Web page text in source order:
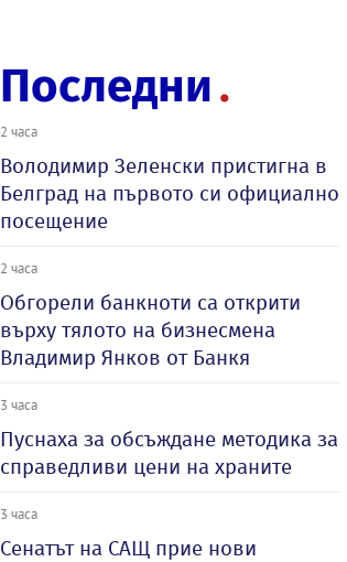
Последни
2 часа
Володимир Зеленски пристигна в
Белград на първото си официално
посещение
2 часа
Обгорели банкноти са открити
върху тялото на бизнесмена
Владимир Янков от Банкя
3 часа
Пуснаха за обсъждане методика за
справедливи цени на храните
3 часа
Сенатът на САЩ прие нови